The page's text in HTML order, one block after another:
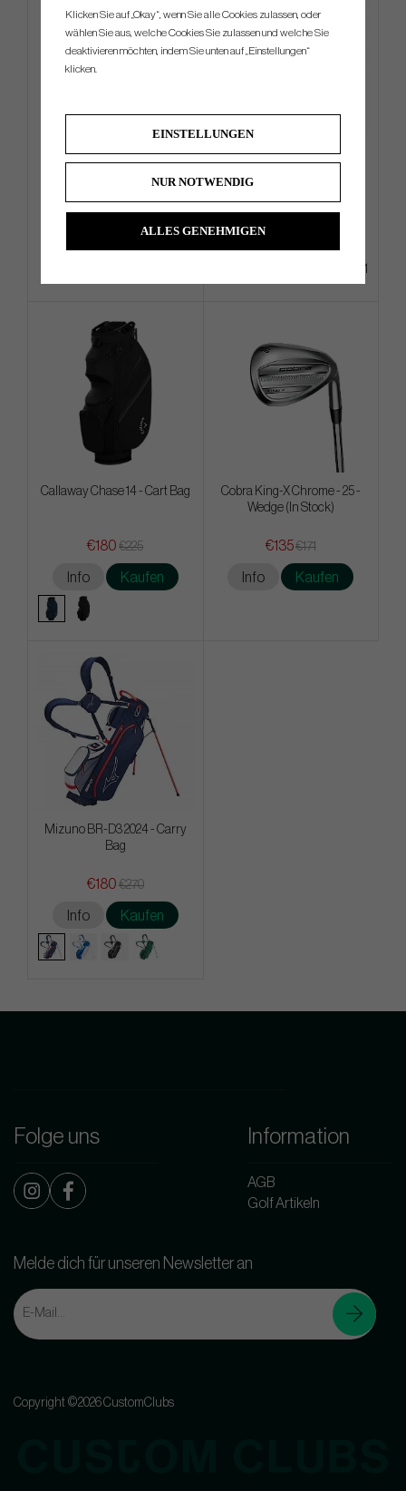
BGT Brava
€297
Kaufen
TaylorMade Radar Legacy
€25
Info
+1
Callaway Chase 14 - Cart Bag
€180 €225
Info Kaufen
Cobra King-X Chrome - 25 -
Wedge (In Stock)
€135€171
Info Kaufen
Mizuno BR-D3 2024 - Carry
Bag
€180 €270
Info Kaufen
Folge uns Information
AGB
Golf Artikeln
Melde dich für unseren Newsletter an
Copyright ©2026 CustomClubs
Klicken Sie auf „Okay“, wenn Sie alle Cookies zulassen, oder
wählen Sie aus, welche Cookies Sie zulassen und welche Sie
deaktivieren möchten, indem Sie unten auf „Einstellungen“
klicken.
EINSTELLUNGEN
NUR NOTWENDIG
ALLES GENEHMIGEN